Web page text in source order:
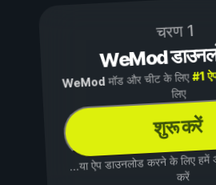
चरण 1
WeMod
WeMod मॉड और चीट के लिए#1
लिए
शुरू करें
...या ऐप डाउनलोड करने के लिए
करें